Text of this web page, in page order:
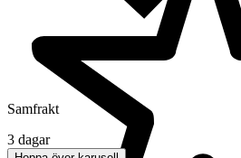
Samfrakt
3 dagar